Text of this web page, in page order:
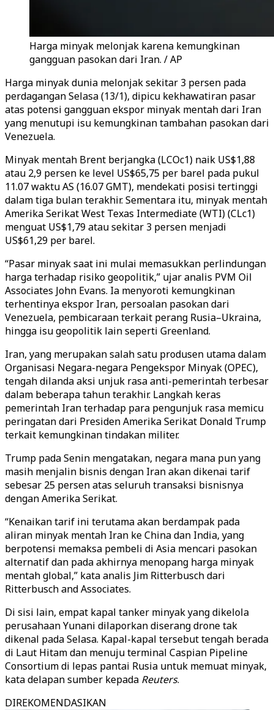
Harga minyak melonjak karena kemungkinan
gangguan pasokan dari Iran. / AP
Harga minyak dunia melonjak sekitar 3 persen pada
perdagangan Selasa (13/1), dipicu kekhawatiran pasar
atas potensi gangguan ekspor minyak mentah dari Iran
yang menutupi isu kemungkinan tambahan pasokan dari
Venezuela.
Minyak mentah Brent berjangka (LCOc1) naik US$1,88
atau 2,9 persen ke level US$65,75 per barel pada pukul
11.07 waktu AS (16.07 GMT), mendekati posisi tertinggi
dalam tiga bulan terakhir. Sementara itu, minyak mentah
Amerika Serikat West Texas Intermediate (WTI) (CLc1)
menguat US$1,79 atau sekitar 3 persen menjadi
US$61,29 per barel.
“Pasar minyak saat ini mulai memasukkan perlindungan
harga terhadap risiko geopolitik,” ujar analis PVM Oil
Associates John Evans. Ia menyoroti kemungkinan
terhentinya ekspor Iran, persoalan pasokan dari
Venezuela, pembicaraan terkait perang Rusia–Ukraina,
hingga isu geopolitik lain seperti Greenland.
Iran, yang merupakan salah satu produsen utama dalam
Organisasi Negara-negara Pengekspor Minyak (OPEC),
tengah dilanda aksi unjuk rasa anti-pemerintah terbesar
dalam beberapa tahun terakhir. Langkah keras
pemerintah Iran terhadap para pengunjuk rasa memicu
peringatan dari Presiden Amerika Serikat Donald Trump
terkait kemungkinan tindakan militer.
Trump pada Senin mengatakan, negara mana pun yang
masih menjalin bisnis dengan Iran akan dikenai tarif
sebesar 25 persen atas seluruh transaksi bisnisnya
dengan Amerika Serikat.
“Kenaikan tarif ini terutama akan berdampak pada
aliran minyak mentah Iran ke China dan India, yang
berpotensi memaksa pembeli di Asia mencari pasokan
alternatif dan pada akhirnya menopang harga minyak
mentah global,” kata analis Jim Ritterbusch dari
Ritterbusch and Associates.
Di sisi lain, empat kapal tanker minyak yang dikelola
perusahaan Yunani dilaporkan diserang drone tak
dikenal pada Selasa. Kapal-kapal tersebut tengah berada
di Laut Hitam dan menuju terminal Caspian Pipeline
Consortium di lepas pantai Rusia untuk memuat minyak,
kata delapan sumber kepada Reuters.
DIREKOMENDASIKAN